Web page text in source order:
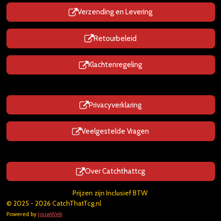
Verzending en Levering
Retourbeleid
Klachtenregeling
Privacyverklaring
Veelgestelde Vragen
Over Catchthattcg
Prijzen zijn Inclusief BTW
© 2025 - 2026 CatchThatTcg.nl
Powered by JouwWeb